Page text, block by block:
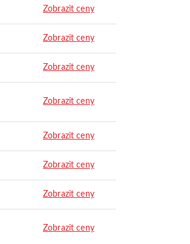
Zobrazit ceny
Zobrazit ceny
Zobrazit ceny
Zobrazit ceny
Zobrazit ceny
Zobrazit ceny
Zobrazit ceny
Zobrazit ceny